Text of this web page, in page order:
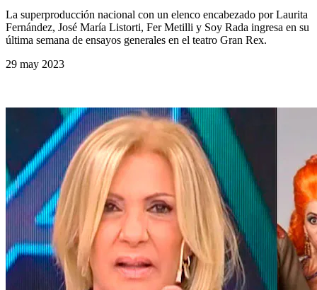
La superproducción nacional con un elenco encabezado por Laurita
Fernández, José María Listorti, Fer Metilli y Soy Rada ingresa en su
última semana de ensayos generales en el teatro Gran Rex.
29 may 2023